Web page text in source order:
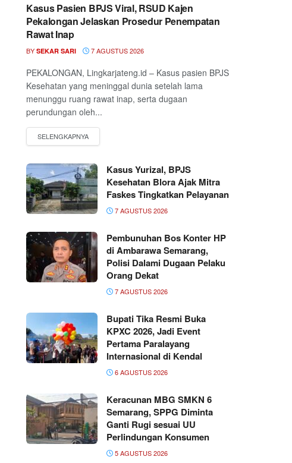
Kasus Pasien BPJS Viral, RSUD Kajen
Pekalongan Jelaskan Prosedur Penempatan
Rawat Inap
BY SEKAR SARI 7 AGUSTUS 2026
PEKALONGAN, Lingkarjateng.id – Kasus pasien BPJS
Kesehatan yang meninggal dunia setelah lama
menunggu ruang rawat inap, serta dugaan
perundungan oleh...
Kasus Yurizal, BPJS
Kesehatan Blora Ajak Mitra
Faskes Tingkatkan Pelayanan
7 AGUSTUS 2026
Pembunuhan Bos Konter HP
di Ambarawa Semarang,
Polisi Dalami Dugaan Pelaku
Orang Dekat
7 AGUSTUS 2026
Bupati Tika Resmi Buka
KPXC 2026, Jadi Event
Pertama Paralayang
Internasional di Kendal
6 AGUSTUS 2026
Keracunan MBG SMKN 6
Semarang, SPPG Diminta
Ganti Rugi sesuai UU
Perlindungan Konsumen
5 AGUSTUS 2026